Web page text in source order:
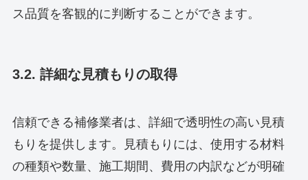
ス品質を客観的に判断することができます。
3.2. 詳細な見積もりの取得
信頼できる補修業者は、詳細で透明性の高い見積
もりを提供します。見積もりには、使用する材料
の種類や数量、施工期間、費用の内訳などが明確